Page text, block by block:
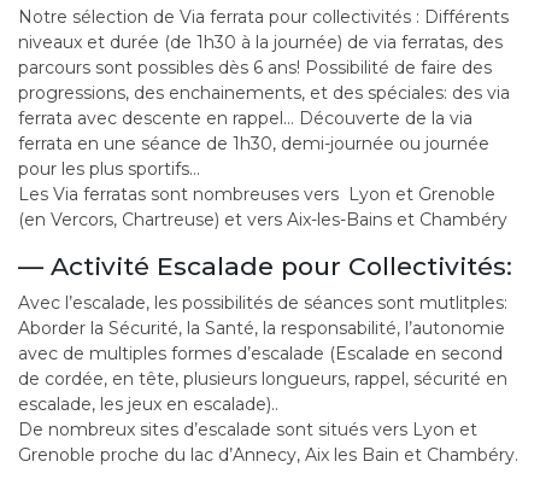
Notre sélection de Via ferrata pour collectivités : Différents
niveaux et durée (de 1h30 à la journée) de via ferratas, des
parcours sont possibles dès 6 ans! Possibilité de faire des
progressions, des enchainements, et des spéciales: des via
ferrata avec descente en rappel… Découverte de la via
ferrata en une séance de 1h30, demi-journée ou journée
pour les plus sportifs…
Les Via ferratas sont nombreuses vers Lyon et Grenoble
(en Vercors, Chartreuse) et vers Aix-les-Bains et Chambéry
— Activité Escalade pour Collectivités:
Avec l’escalade, les possibilités de séances sont mutlitples:
Aborder la Sécurité, la Santé, la responsabilité, l’autonomie
avec de multiples formes d’escalade (Escalade en second
de cordée, en tête, plusieurs longueurs, rappel, sécurité en
escalade, les jeux en escalade)..
De nombreux sites d’escalade sont situés vers Lyon et
Grenoble proche du lac d’Annecy, Aix les Bain et Chambéry.